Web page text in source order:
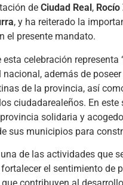
de Ciudad Real ,
, y ha reiterado la
el presente mandato.
celebración representa
además de
de la provincia, así
ciudadarealeños. En
solidaria y
sus municipios para
de las actividades que
el sentimiento de